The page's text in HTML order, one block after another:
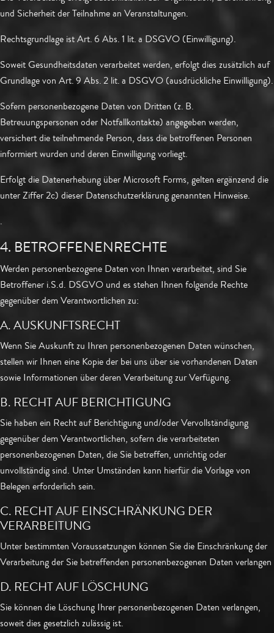
und Sicherheit der Teilnahme an Veranstaltungen.
Rechtsgrundlage ist Art. 6 Abs. 1 lit. a DSGVO (Einwilligung).
Soweit Gesundheitsdaten verarbeitet werden, erfolgt dies zusätzlich auf
Grundlage von Art. 9 Abs. 2 lit. a DSGVO (ausdrückliche Einwilligung).
Sofern personenbezogene Daten von Dritten (z. B.
Betreuungspersonen oder Notfallkontakte) angegeben werden,
versichert die teilnehmende Person, dass die betroffenen Personen
informiert wurden und deren Einwilligung vorliegt.
Erfolgt die Datenerhebung über Microsoft Forms, gelten ergänzend die
unter Ziffer 2c) dieser Datenschutzerklärung genannten Hinweise.
.
4. BETROFFENENRECHTE
Werden personenbezogene Daten von Ihnen verarbeitet, sind Sie
Betroffener i.S.d. DSGVO und es stehen Ihnen folgende Rechte
gegenüber dem Verantwortlichen zu:
A. AUSKUNFTSRECHT
Wenn Sie Auskunft zu Ihren personenbezogenen Daten wünschen,
stellen wir Ihnen eine Kopie der bei uns über sie vorhandenen Daten
sowie Informationen über deren Verarbeitung zur Verfügung.
B. RECHT AUF BERICHTIGUNG
Sie haben ein Recht auf Berichtigung und/oder Vervollständigung
gegenüber dem Verantwortlichen, sofern die verarbeiteten
personenbezogenen Daten, die Sie betreffen, unrichtig oder
unvollständig sind. Unter Umständen kann hierfür die Vorlage von
Belegen erforderlich sein.
C. RECHT AUF EINSCHRÄNKUNG DER
VERARBEITUNG
Unter bestimmten Voraussetzungen können Sie die Einschränkung der
Verarbeitung der Sie betreffenden personenbezogenen Daten verlangen
D. RECHT AUF LÖSCHUNG
Sie können die Löschung Ihrer personenbezogenen Daten verlangen,
soweit dies gesetzlich zulässig ist.